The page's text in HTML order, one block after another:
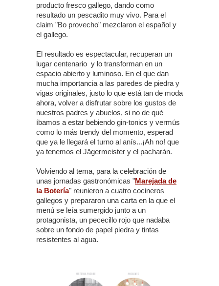
producto fresco gallego, dando como
resultado un pescadito muy vivo. Para el
claim "Bo provecho" mezclaron el español y
el gallego.
El resultado es espectacular, recuperan un
lugar centenario y lo transforman en un
espacio abierto y luminoso. En el que dan
mucha importancia a las paredes de piedra y
vigas originales, justo lo que está tan de moda
ahora, volver a disfrutar sobre los gustos de
nuestros padres y abuelos, si no de qué
íbamos a estar bebiendo gin-tonics y vermús
como lo más trendy del momento, esperad
que ya le llegará el turno al anís...¡Ah no! que
ya tenemos el Jägermeister y el pacharán.
Volviendo al tema, para la celebración de
unas jornadas gastronómicas "Marejada de
la Botería" reunieron a cuatro cocineros
gallegos y prepararon una carta en la que el
menú se leía sumergido junto a un
protagonista, un pececillo rojo que nadaba
sobre un fondo de papel piedra y tintas
resistentes al agua.